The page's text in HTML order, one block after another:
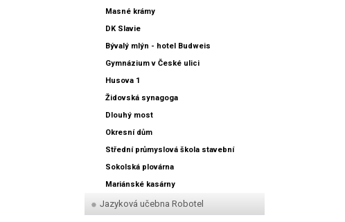
Masné krámy
DK Slavie
Bývalý mlýn - hotel Budweis
Gymnázium v České ulici
Husova 1
Židovská synagoga
Dlouhý most
Okresní dům
Střední průmyslová škola stavební
Sokolská plovárna
Mariánské kasárny
Jazyková učebna Robotel